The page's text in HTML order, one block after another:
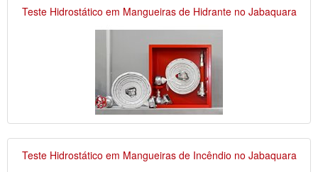
Teste Hidrostático em Mangueiras de Hidrante no Jabaquara
Teste Hidrostático em Mangueiras de Incêndio no Jabaquara